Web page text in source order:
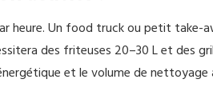
heure. Un food truck ou petit take-
des friteuses 20–30 L et des
et le volume de